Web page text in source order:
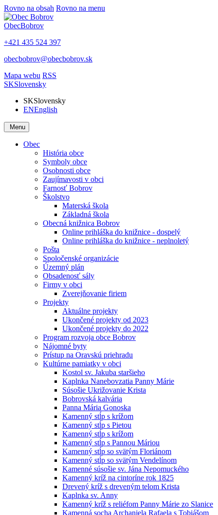
Rovno na obsah Rovno na menu
ObecBobrov
+421 435 524 397
obecbobrov@obecbobrov.sk
Mapa webu RSS
SKSlovensky
SKSlovensky
ENEnglish
Menu
Obec
História obce
Symboly obce
Osobnosti obce
Zaujímavosti v obci
Farnosť Bobrov
Školstvo
Materská škola
Základná škola
Obecná knižnica Bobrov
Online prihláška do knižnice - dospelý
Online prihláška do knižnice - neplnoletý
Pošta
Spoločenské organizácie
Územný plán
Obsadenosť sály
Firmy v obci
Zverejňovanie firiem
Projekty
Aktuálne projekty
Ukončené projekty od 2023
Ukončené projekty do 2022
Program rozvoja obce Bobrov
Nájomné byty
Prístup na Oravskú priehradu
Kultúrne pamiatky v obci
Kostol sv. Jakuba staršieho
Kaplnka Nanebovzatia Panny Márie
Súsošie Ukrižovanie Krista
Bobrovská kalvária
Panna Mária Gonoska
Kamenný stĺp s krížom
Kamenný stĺp s Pietou
Kamenný stĺp s krížom
Kamenný stĺp s Pannou Máriou
Kamenný stĺp so svätým Floriánom
Kamenný stĺp so svätým Vendelínom
Kamenné súsošie sv. Jána Nepomuckého
Kamenný kríž na cintoríne rok 1825
Drevený kríž s dreveným telom Krista
Kaplnka sv. Anny
Kamenný kríž s reliéfom Panny Márie zo Slanice
Kamenná socha Archanjela Rafaela s Tobiášom